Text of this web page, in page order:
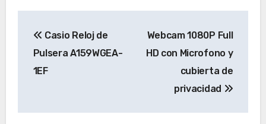
de
entradas
Casio Reloj de
Pulsera A159WGEA-
1EF
Webcam 1080P Full
HD con Microfono y
cubierta de
privacidad